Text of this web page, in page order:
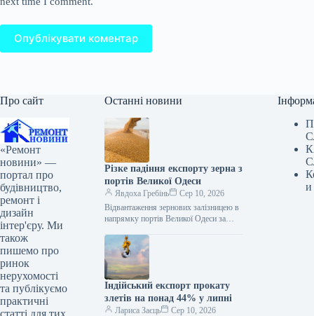
Опублікувати коментар
Про сайт
«Ремонт
новини» —
портал про
будівництво,
ремонт і
дизайн
інтер'єру. Ми
також
пишемо про
ринок
нерухомості
та публікуємо
практичні
статті для тих,
Останні новини
Різке падіння експорту зерна з
портів Великої Одеси
Явдоха Гребінь
Сер 10, 2026
Відвантаження зернових залізницею в
напрямку портів Великої Одеси за
на 84,3% порівняно з аналогічним
періодом…
Індійський експорт прокату
злетів на понад 44% у липні
Лариса Заєць Сер 10, 2026
и